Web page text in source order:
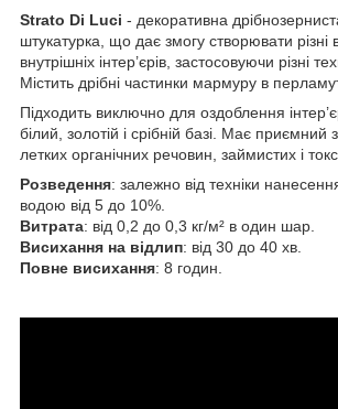
Strato Di Luci - декоративна
штукатурка, що дає змогу створювати
внутрішніх інтер’єрів, застосовуючи різні
Містить дрібні частинки мармуру в
Підходить виключно для оздоблення
білий, золотій і срібній базі. Має приємний
летких органічних речовин, займистих і
Розведення: залежно від техніки
водою від 5 до 10%.
Витрата: від 0,2 до 0,3 кг/м² в один шар.
Висихання на відлип: від 30 до 40 хв.
Повне висихання: 8 годин.